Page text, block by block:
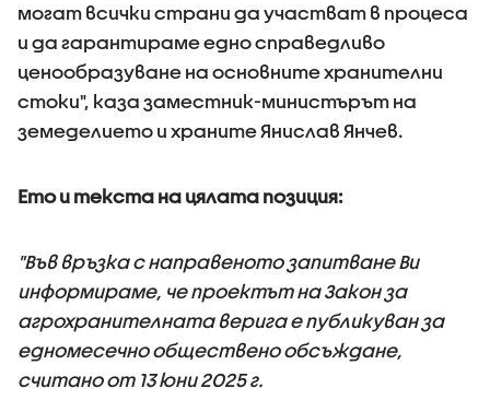
могат всички страни да участват в процеса
и да гарантираме едно справедливо
ценообразуване на основните хранителни
стоки", каза заместник-министърът на
земеделието и храните Янислав Янчев.
Ето и текста на цялата позиция:
"Във връзка с направеното запитване Ви
информираме, че проектът на Закон за
агрохранителната верига е публикуван за
едномесечно обществено обсъждане,
считано от 13 юни 2025 г.